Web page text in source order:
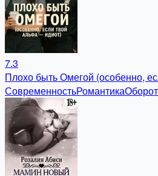
7.3
Плохо быть Омегой (особенно,
СовременностьРомантика